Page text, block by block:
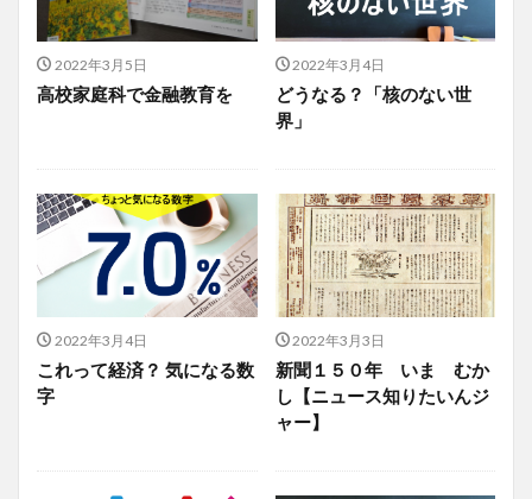
2022年3月5日
高校家庭科で金融教育を
2022年3月4日
どうなる？「核のない世
界」
2022年3月4日
これって経済？ 気になる数
字
2022年3月3日
新聞１５０年 いま むか
し【ニュース知りたいんジ
ャー】